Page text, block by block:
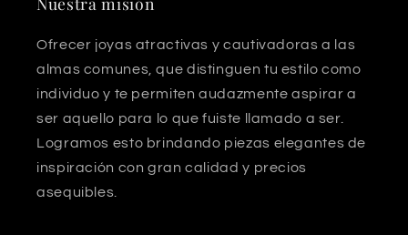
Ofrecer joyas atractivas y cautivadoras a las
almas comunes, que distinguen tu estilo como
individuo y te permiten audazmente aspirar a
ser aquello para lo que fuiste llamado a ser.
Logramos esto brindando piezas elegantes de
inspiración con gran calidad y precios
asequibles.